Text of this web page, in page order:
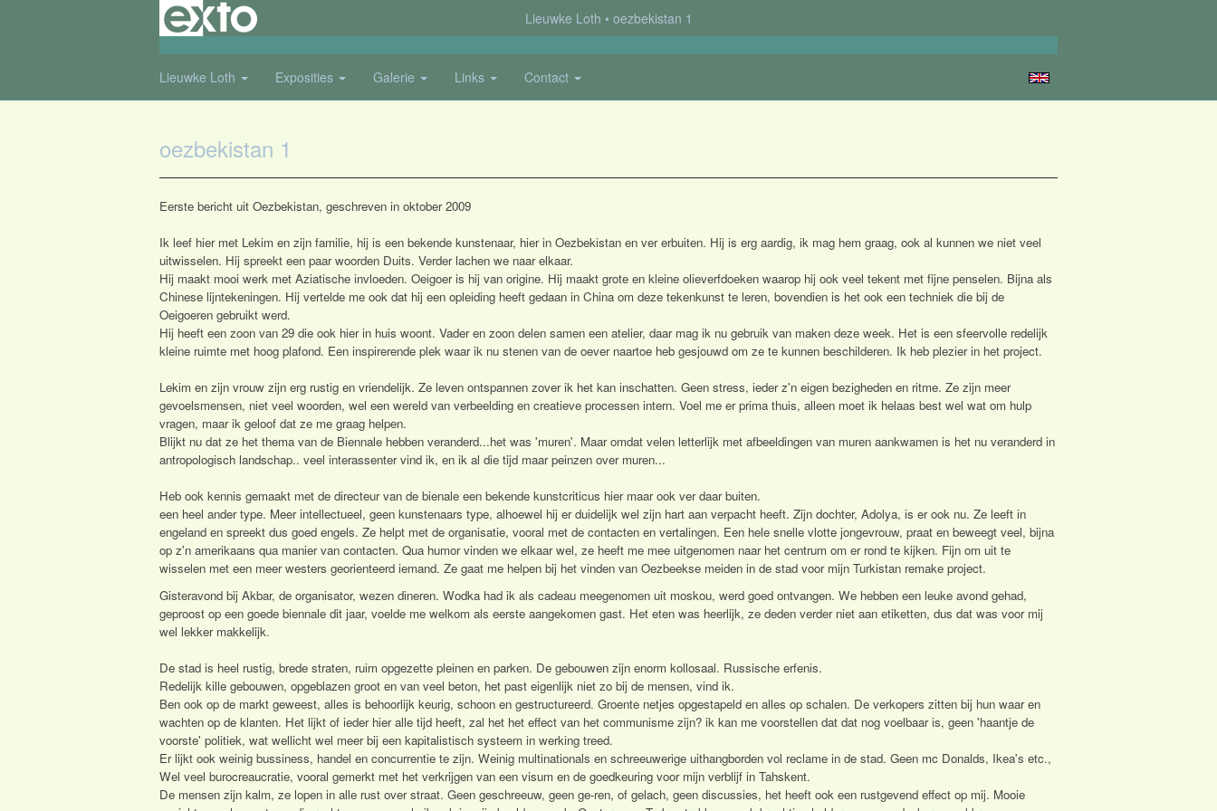
Lieuwke Loth oezbekistan 1
Lieuwke Loth Exposities Galerie Links Contact
oezbekistan 1
Eerste bericht uit Oezbekistan, geschreven in oktober 2009
Ik leef hier met Lekim en zijn familie, hij is een bekende kunstenaar, hier in Oezbekistan en ver erbuiten. Hij is erg aardig, ik mag hem graag, ook al kunnen we niet veel
uitwisselen. Hij spreekt een paar woorden Duits. Verder lachen we naar elkaar.
Hij maakt mooi werk met Aziatische invloeden. Oeigoer is hij van origine. Hij maakt grote en kleine olieverfdoeken waarop hij ook veel tekent met fijne penselen. Bijna als
Chinese lijntekeningen. Hij vertelde me ook dat hij een opleiding heeft gedaan in China om deze tekenkunst te leren, bovendien is het ook een techniek die bij de
Oeigoeren gebruikt werd.
Hij heeft een zoon van 29 die ook hier in huis woont. Vader en zoon delen samen een atelier, daar mag ik nu gebruik van maken deze week. Het is een sfeervolle redelijk
kleine ruimte met hoog plafond. Een inspirerende plek waar ik nu stenen van de oever naartoe heb gesjouwd om ze te kunnen beschilderen. Ik heb plezier in het project.
Lekim en zijn vrouw zijn erg rustig en vriendelijk. Ze leven ontspannen zover ik het kan inschatten. Geen stress, ieder z'n eigen bezigheden en ritme. Ze zijn meer
gevoelsmensen, niet veel woorden, wel een wereld van verbeelding en creatieve processen intern. Voel me er prima thuis, alleen moet ik helaas best wel wat om hulp
vragen, maar ik geloof dat ze me graag helpen.
Blijkt nu dat ze het thema van de Biennale hebben veranderd...het was 'muren'. Maar omdat velen letterlijk met afbeeldingen van muren aankwamen is het nu veranderd in
antropologisch landschap.. veel interassenter vind ik, en ik al die tijd maar peinzen over muren...
Heb ook kennis gemaakt met de directeur van de bienale een bekende kunstcriticus hier maar ook ver daar buiten.
een heel ander type. Meer intellectueel, geen kunstenaars type, alhoewel hij er duidelijk wel zijn hart aan verpacht heeft. Zijn dochter, Adolya, is er ook nu. Ze leeft in
engeland en spreekt dus goed engels. Ze helpt met de organisatie, vooral met de contacten en vertalingen. Een hele snelle vlotte jongevrouw, praat en beweegt veel, bijna
op z'n amerikaans qua manier van contacten. Qua humor vinden we elkaar wel, ze heeft me mee uitgenomen naar het centrum om er rond te kijken. Fijn om uit te
wisselen met een meer westers georienteerd iemand. Ze gaat me helpen bij het vinden van Oezbeekse meiden in de stad voor mijn Turkistan remake project.
Gisteravond bij Akbar, de organisator, wezen dineren. Wodka had ik als cadeau meegenomen uit moskou, werd goed ontvangen. We hebben een leuke avond gehad,
geproost op een goede biennale dit jaar, voelde me welkom als eerste aangekomen gast. Het eten was heerlijk, ze deden verder niet aan etiketten, dus dat was voor mij
wel lekker makkelijk.
De stad is heel rustig, brede straten, ruim opgezette pleinen en parken. De gebouwen zijn enorm kollosaal. Russische erfenis.
Redelijk kille gebouwen, opgeblazen groot en van veel beton, het past eigenlijk niet zo bij de mensen, vind ik.
Ben ook op de markt geweest, alles is behoorlijk keurig, schoon en gestructureerd. Groente netjes opgestapeld en alles op schalen. De verkopers zitten bij hun waar en
wachten op de klanten. Het lijkt of ieder hier alle tijd heeft, zal het het effect van het communisme zijn? ik kan me voorstellen dat dat nog voelbaar is, geen 'haantje de
voorste' politiek, wat wellicht wel meer bij een kapitalistisch systeem in werking treed.
Er lijkt ook weinig bussiness, handel en concurrentie te zijn. Weinig multinationals en schreeuwerige uithangborden vol reclame in de stad. Geen mc Donalds, Ikea's etc.,
Wel veel burocreaucratie, vooral gemerkt met het verkrijgen van een visum en de goedkeuring voor mijn verblijf in Tahskent.
De mensen zijn kalm, ze lopen in alle rust over straat. Geen geschreeuw, geen ge-ren, of gelach, geen discussies, het heeft ook een rustgevend effect op mij. Mooie